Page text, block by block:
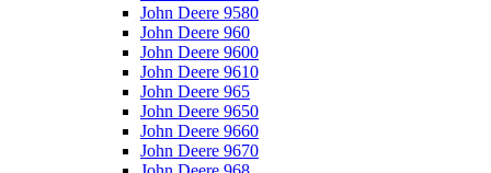
John Deere 9580
John Deere 960
John Deere 9600
John Deere 9610
John Deere 965
John Deere 9650
John Deere 9660
John Deere 9670